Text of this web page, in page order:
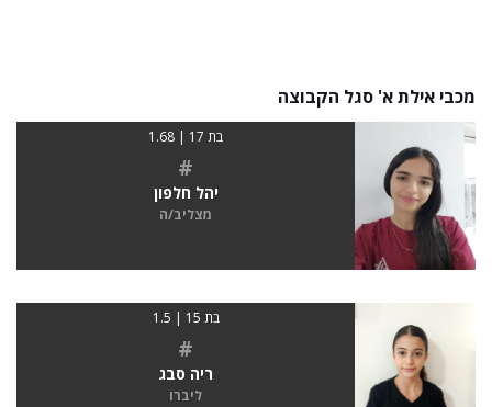
מכבי אילת א' סגל הקבוצה
בת 17 | 1.68
#
יהל חלפון
מצליב/ה
בת 15 | 1.5
#
ריה סבג
ליברו